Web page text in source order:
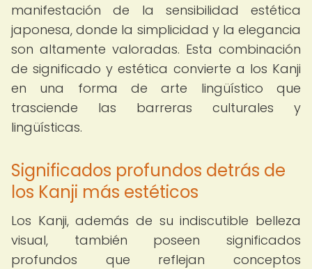
manifestación de la sensibilidad estética
japonesa, donde la simplicidad y la elegancia
son altamente valoradas. Esta combinación
de significado y estética convierte a los Kanji
en una forma de arte lingüístico que
trasciende las barreras culturales y
lingüísticas.
Significados profundos detrás de
los Kanji más estéticos
Los Kanji, además de su indiscutible belleza
visual, también poseen significados
profundos que reflejan conceptos